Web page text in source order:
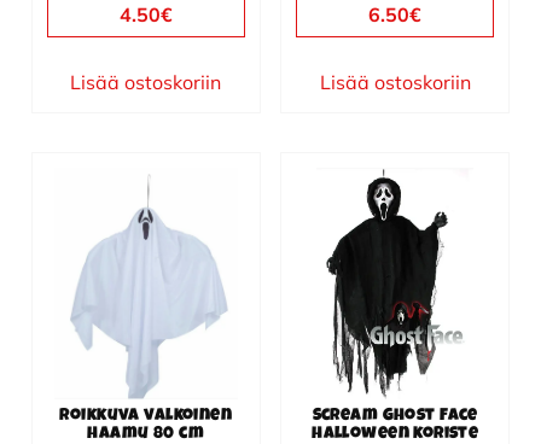
4.50€
Lisää ostoskoriin
6.50€
Lisää ostoskoriin
Roikkuva valkoinen
haamu 80 cm
Scream Ghost Face
halloween koriste